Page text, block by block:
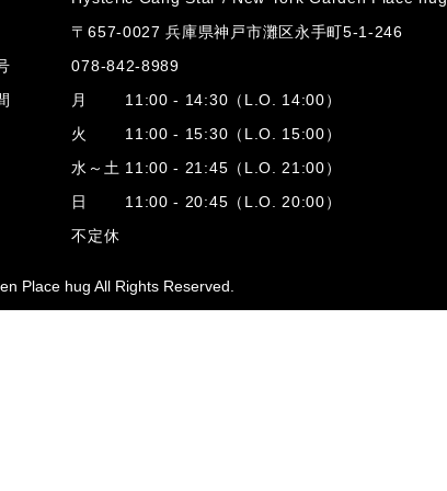
〒657-0027 兵庫県神戸市灘区永手町5-1-246
078-842-8989
月 11:00 - 14:30（L.O. 14:00）
火 11:00 - 15:30（L.O. 15:00）
水～土 11:00 - 21:45（L.O. 21:00）
日 11:00 - 20:45（L.O. 20:00）
不定休
Place hug All Rights Reserved.